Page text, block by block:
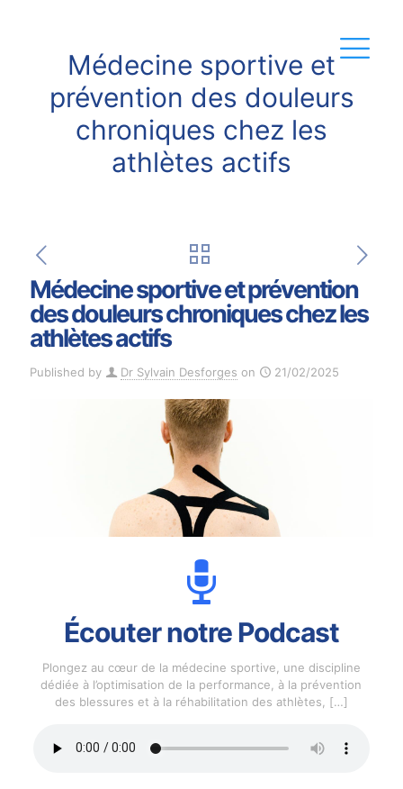
Médecine sportive et
prévention des douleurs
chroniques chez les
athlètes actifs
Médecine sportive et prévention
des douleurs chroniques chez les
athlètes actifs
Published by Dr Sylvain Desforges on 21/02/2025
Écouter notre Podcast
Plongez au cœur de la médecine sportive, une discipline
dédiée à l’optimisation de la performance, à la prévention
des blessures et à la réhabilitation des athlètes,
[…]